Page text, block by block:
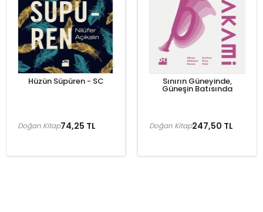
Hüzün Süpüren - SC
74,25 TL
Doğan Kitap
Sınırın Güneyinde,
Güneşin Batısında
247,50 TL
Doğan Kitap